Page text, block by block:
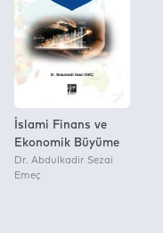
İslami Finans ve
Ekonomik Büyüme
Dr. Abdulkadir Sezai
Emeç